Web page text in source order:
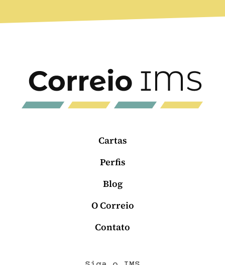
Cartas
Perfis
Blog
O Correio
Contato